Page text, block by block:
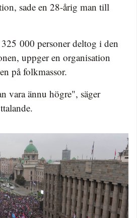
sade en 28-årig man till
000 personer deltog i den
uppger en organisation
på folkmassor.
vara ännu högre", säger